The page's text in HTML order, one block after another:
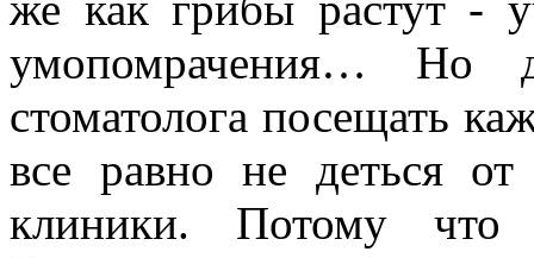
умопомрачения… Но
стоматолога посещать
все равно не деться от
клиники. Потому что